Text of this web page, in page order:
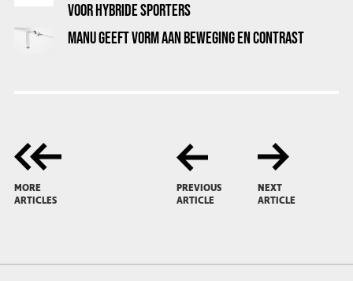
VOOR HYBRIDE SPORTERS
MANU GEEFT VORM AAN BEWEGING EN CONTRAST
MORE
ARTICLES
PREVIOUS
ARTICLE
NEXT
ARTICLE